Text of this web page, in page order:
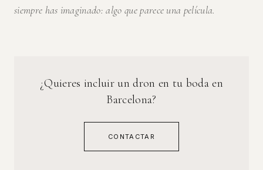
siempre has imaginado: algo que parece una película.
¿Quieres incluir un dron en tu boda en
Barcelona?
CONTACTAR